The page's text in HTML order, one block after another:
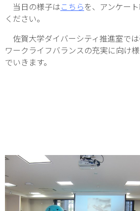
当日の様子はこちらを、アンケー
ください。
佐賀大学ダイバーシティ推進室で
ワークライフバランスの充実に向け
でいきます。